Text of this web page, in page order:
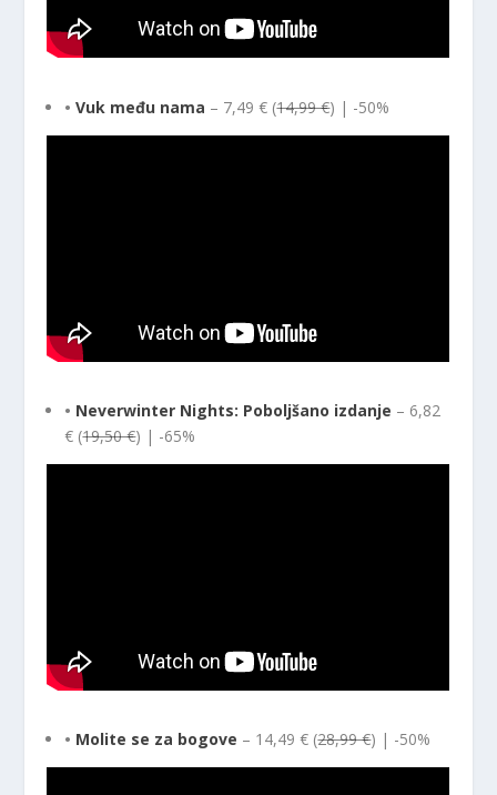
• Vuk među nama – 7,49 € (14,99 €) | -50%
• Neverwinter Nights: Poboljšano izdanje – 6,82
€ (19,50 €) | -65%
• Molite se za bogove – 14,49 € (28,99 €) | -50%